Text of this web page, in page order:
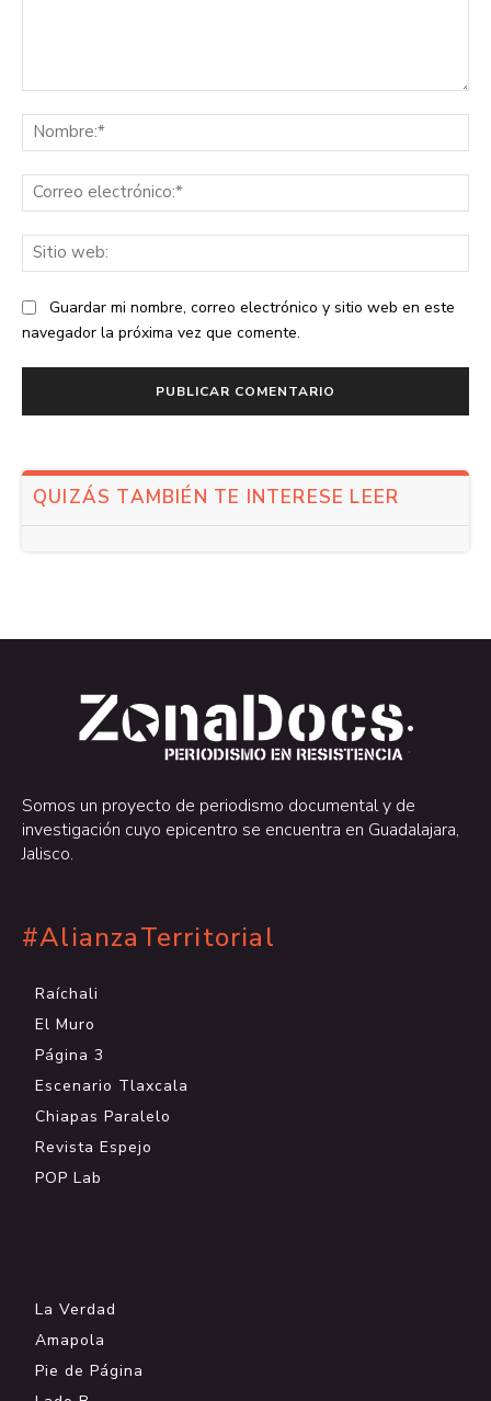
Guardar mi nombre, correo electrónico y sitio web en este
navegador la próxima vez que comente.
QUIZÁS TAMBIÉN TE INTERESE LEER
.
.
Somos un proyecto de periodismo documental y de
investigación cuyo epicentro se encuentra en Guadalajara,
Jalisco.
#AlianzaTerritorial
Raíchali
El Muro
Página 3
Escenario Tlaxcala
Chiapas Paralelo
Revista Espejo
POP Lab
La Verdad
Amapola
Pie de Página